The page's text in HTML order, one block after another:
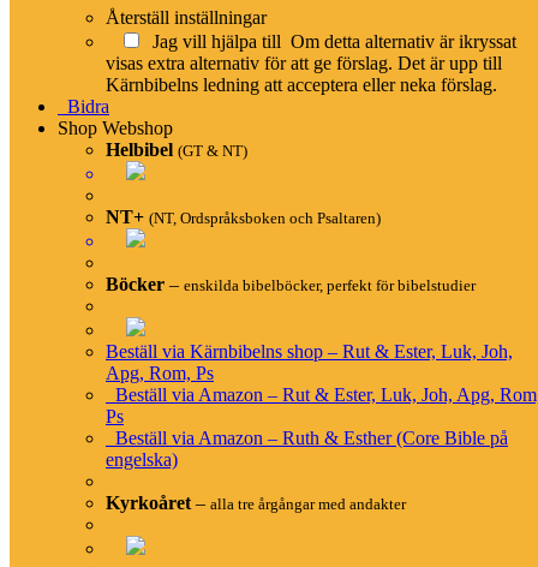
Återställ inställningar
Jag vill hjälpa till Om detta alternativ är ikryssat
visas extra alternativ för att ge förslag. Det är upp till
Kärnbibelns ledning att acceptera eller neka förslag.
Bidra
Shop Webshop
Helbibel (GT & NT)
NT+ (NT, Ordspråksboken och Psaltaren)
Böcker – enskilda bibelböcker, perfekt för bibelstudier
Beställ via Kärnbibelns shop – Rut & Ester, Luk, Joh,
Apg, Rom, Ps
Beställ via Amazon – Rut & Ester, Luk, Joh, Apg,
Ps
Beställ via Amazon – Ruth & Esther (Core Bible på
engelska)
Kyrkoåret – alla tre årgångar med andakter
Om översättningen
Om Kärnbibeln
Vittnesbörd
Generös copyright
Instruktionsfilmer
Välkommen till Bibeln
Alla svenska översättningar
Uttryck och stilfigurer
Vad är en Kiasm?